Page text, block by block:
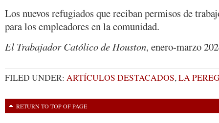
Los nuevos refugiados que reciban permisos de
para los empleadores en la comunidad.
El Trabajador Católico de Houston, enero-marzo
FILED UNDER: ARTÍCULOS DESTACADOS,LA
RETURN TO TOP OF PAGE